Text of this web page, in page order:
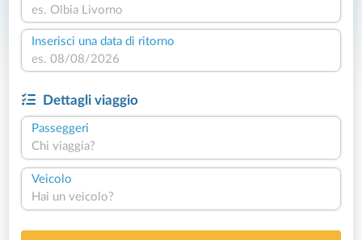
Inserisci una data di ritorno
Dettagli viaggio
Passeggeri
Chi viaggia?
Veicolo
Hai un veicolo?